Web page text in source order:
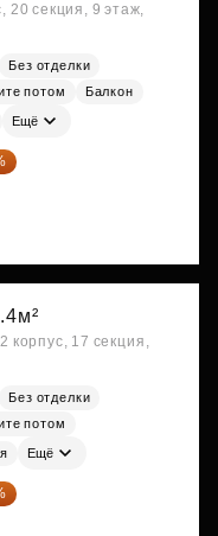
20 секция, 9 этаж,
Без отделки
потом
Балкон
Ещё
корпус, 17 секция,
Без отделки
потом
Ещё